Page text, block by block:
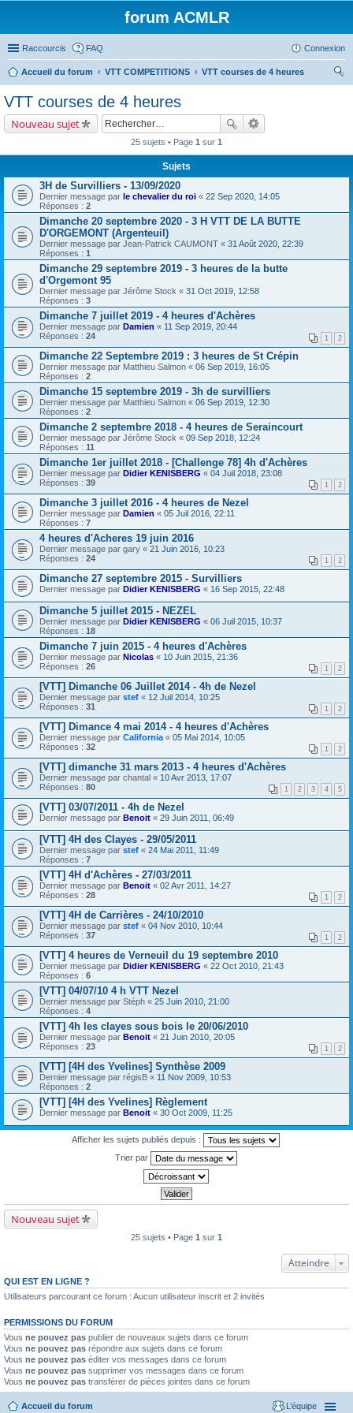
forum ACMLR
Raccourcis FAQ Connexion
Accueil du forum VTT COMPETITIONS
VTT courses de 4 heures
VTT courses de 4 heures
Nouveau sujet
25 sujets • Page 1 sur 1
Sujets
3H de Survilliers - 13/09/2020
Dernier message par le chevalier du roi « 22 Sep 2020, 14:05
Réponses : 2
Dimanche 20 septembre 2020 - 3 H VTT DE LA BUTTE
D'ORGEMONT (Argenteuil)
Dernier message par Jean-Patrick CAUMONT « 31 Août 2020, 22:39
Réponses : 1
Dimanche 29 septembre 2019 - 3 heures de la butte
d'Orgemont 95
Dernier message par Jérôme Stock « 31 Oct 2019, 12:58
Réponses : 3
Dimanche 7 juillet 2019 - 4 heures d'Achères
Dernier message par Damien « 11 Sep 2019, 20:44
Réponses : 24 1 2
Dimanche 22 Septembre 2019 : 3 heures de St Crépin
Dernier message par Matthieu Salmon « 06 Sep 2019, 16:05
Réponses : 2
Dimanche 15 septembre 2019 - 3h de survilliers
Dernier message par Matthieu Salmon « 06 Sep 2019, 12:30
Réponses : 2
Dimanche 2 septembre 2018 - 4 heures de Seraincourt
Dernier message par Jérôme Stock « 09 Sep 2018, 12:24
Réponses : 11
Dimanche 1er juillet 2018 - [Challenge 78] 4h d'Achères
Dernier message par Didier KENISBERG « 04 Juil 2018, 23:08
Réponses : 39 1 2
Dimanche 3 juillet 2016 - 4 heures de Nezel
Dernier message par Damien « 05 Juil 2016, 22:11
Réponses : 7
4 heures d'Acheres 19 juin 2016
Dernier message par gary « 21 Juin 2016, 10:23
Réponses : 24 1 2
Dimanche 27 septembre 2015 - Survilliers
Dernier message par Didier KENISBERG « 16 Sep 2015, 22:48
Dimanche 5 juillet 2015 - NEZEL
Dernier message par Didier KENISBERG « 06 Juil 2015, 10:37
Réponses : 18
Dimanche 7 juin 2015 - 4 heures d'Achères
Dernier message par Nicolas « 10 Juin 2015, 21:36
Réponses : 26 1 2
[VTT] Dimanche 06 Juillet 2014 - 4h de Nezel
Dernier message par stef « 12 Juil 2014, 10:25
Réponses : 31 1 2
[VTT] Dimance 4 mai 2014 - 4 heures d'Achères
Dernier message par California « 05 Mai 2014, 10:05
Réponses : 32 1 2
[VTT] dimanche 31 mars 2013 - 4 heures d'Achères
Dernier message par chantal « 10 Avr 2013, 17:07
Réponses : 80 1 2 3 4 5
[VTT] 03/07/2011 - 4h de Nezel
Dernier message par Benoit « 29 Juin 2011, 06:49
[VTT] 4H des Clayes - 29/05/2011
Dernier message par stef « 24 Mai 2011, 11:49
Réponses : 7
[VTT] 4H d'Achères - 27/03/2011
Dernier message par Benoit « 02 Avr 2011, 14:27
Réponses : 28 1 2
[VTT] 4H de Carrières - 24/10/2010
Dernier message par stef « 04 Nov 2010, 10:44
Réponses : 37 1 2
[VTT] 4 heures de Verneuil du 19 septembre 2010
Dernier message par Didier KENISBERG « 22 Oct 2010, 21:43
Réponses : 6
[VTT] 04/07/10 4 h VTT Nezel
Dernier message par Stéph « 25 Juin 2010, 21:00
Réponses : 4
[VTT] 4h les clayes sous bois le 20/06/2010
Dernier message par Benoit « 21 Juin 2010, 20:05
Réponses : 23 1 2
[VTT] [4H des Yvelines] Synthèse 2009
Dernier message par régisB « 11 Nov 2009, 10:53
Réponses : 2
[VTT] [4H des Yvelines] Règlement
Dernier message par Benoit « 30 Oct 2009, 11:25
Afficher les sujets publiés depuis :
Trier par
Nouveau sujet
25 sujets • Page 1 sur 1
Atteindre
QUI EST EN LIGNE ?
Utilisateurs parcourant ce forum : Aucun utilisateur inscrit et 2 invités
PERMISSIONS DU FORUM
Vous ne pouvez pas publier de nouveaux sujets dans ce forum
Vous ne pouvez pas répondre aux sujets dans ce forum
Vous ne pouvez pas éditer vos messages dans ce forum
Vous ne pouvez pas supprimer vos messages dans ce forum
Vous ne pouvez pas transférer de pièces jointes dans ce forum
Accueil du forum L’équipe